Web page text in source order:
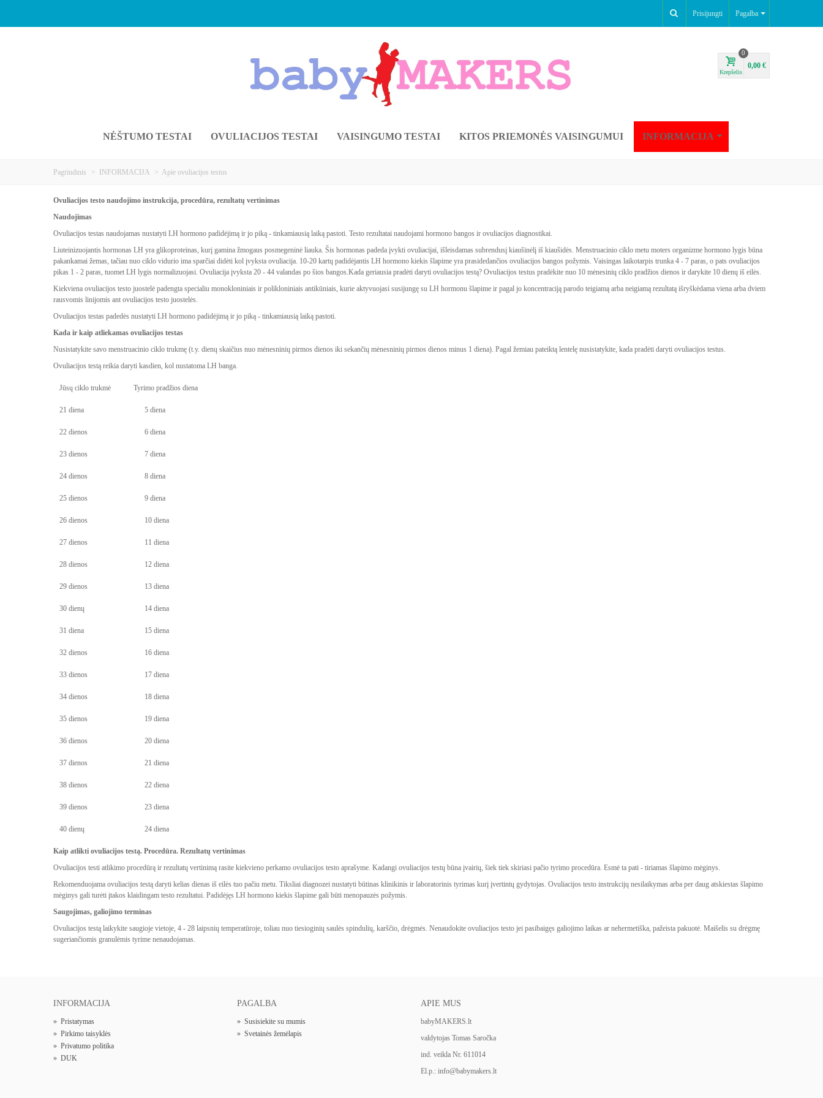
Pagalba
Prisijungti
Krepšelis
0
0,00 €
NĖŠTUMO TESTAI OVULIACIJOS TESTAI VAISINGUMO TESTAI KITOS PRIEMONĖS VAISINGUMUI INFORMACIJA
Pagrindinis > INFORMACIJA > Apie ovuliacijos testus
Ovuliacijos testo naudojimo instrukcija, procedūra, rezultatų vertinimas
Naudojimas
Ovuliacijos testas naudojamas nustatyti LH hormono padidėjimą ir jo piką - tinkamiausią laiką pastoti. Testo rezultatai naudojami hormono bangos ir ovuliacijos diagnostikai.
Liuteinizuojantis hormonas LH yra glikoproteinas, kurį gamina žmogaus posmegeninė liauka. Šis hormonas padeda įvykti ovuliacijai, išleisdamas subrendusį kiaušinėlį iš kiaušidės. Menstruacinio ciklo metu moters organizme hormono lygis būna
pakankamai žemas, tačiau nuo ciklo vidurio ima sparčiai didėti kol įvyksta ovuliacija. 10-20 kartų padidėjantis LH hormono kiekis šlapime yra prasidedančios ovuliacijos bangos požymis. Vaisingas laikotarpis trunka 4 - 7 paras, o pats ovuliacijos
pikas 1 - 2 paras, tuomet LH lygis normalizuojasi. Ovuliacija įvyksta 20 - 44 valandas po šios bangos.Kada geriausia pradėti daryti ovuliacijos testą? Ovuliacijos testus pradėkite nuo 10 mėnesinių ciklo pradžios dienos ir darykite 10 dienų iš eilės.
Kiekviena ovuliacijos testo juostelė padengta specialiu monokloniniais ir polikloniniais antikūniais, kurie aktyvuojasi susijungę su LH hormonu šlapime ir pagal jo koncentraciją parodo teigiamą arba neigiamą rezultatą išryškėdama viena arba dviem
rausvomis linijomis ant ovuliacijos testo juostelės.
Ovuliacijos testas padedės nustatyti LH hormono padidėjimą ir jo piką - tinkamiausią laiką pastoti.
Kada ir kaip atliekamas ovuliacijos testas
Nusistatykite savo menstruacinio ciklo trukmę (t.y. dienų skaičius nuo mėnesninių pirmos dienos iki sekančių mėnesninių pirmos dienos minus 1 diena). Pagal žemiau pateiktą lentelę nusistatykite, kada pradėti daryti ovuliacijos testus.
Ovuliacijos testą reikia daryti kasdien, kol nustatoma LH banga.
Jūsų ciklo trukmė Tyrimo pradžios diena
21 diena 5 diena
22 dienos 6 diena
23 dienos 7 diena
24 dienos 8 diena
25 dienos 9 diena
26 dienos 10 diena
27 dienos 11 diena
28 dienos 12 diena
29 dienos 13 diena
30 dienų 14 diena
31 diena 15 diena
32 dienos 16 diena
33 dienos 17 diena
34 dienos 18 diena
35 dienos 19 diena
36 dienos 20 diena
37 dienos 21 diena
38 dienos 22 diena
39 dienos 23 diena
40 dienų 24 diena
Kaip atlikti ovuliacijos testą. Procedūra. Rezultatų vertinimas
Ovuliacijos testi atlikimo procedūrą ir rezultatų vertinimą rasite kiekvieno perkamo ovuliacijos testo aprašyme. Kadangi ovuliacijos testų būna įvairių, šiek tiek skiriasi pačio tyrimo procedūra. Esmė ta pati - tiriamas šlapimo mėginys.
Rekomenduojama ovuliacijos testą daryti kelias dienas iš eilės tuo pačiu metu. Tiksliai diagnozei nustatyti būtinas klinikinis ir laboratorinis tyrimas kurį įvertintų gydytojas. Ovuliacijos testo instrukcijų nesilaikymas arba per daug atskiestas šlapimo
mėginys gali turėti įtakos klaidingam testo rezultatui. Padidėjęs LH hormono kiekis šlapime gali būti menopauzės požymis.
Saugojimas, galiojimo terminas
Ovuliacijos testą laikykite saugioje vietoje, 4 - 28 laipsnių temperatūroje, toliau nuo tiesioginių saulės spindulių, karščio, drėgmės. Nenaudokite ovuliacijos testo jei pasibaigęs galiojimo laikas ar nehermetiška, pažeista pakuotė. Maišelis su drėgmę
sugeriančiomis granulėmis tyrime nenaudojamas.
INFORMACIJA
» Pristatymas
» Pirkimo taisyklės
» Privatumo politika
» DUK
PAGALBA
» Susisiekite su mumis
» Svetainės žemėlapis
APIE MUS
babyMAKERS.lt
valdytojas Tomas Saročka
ind. veikla Nr. 611014
El.p.: info@babymakers.lt